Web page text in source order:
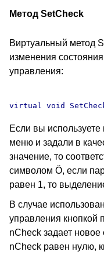
Метод SetCheck
Виртуальный метод
изменения
управления:
Если вы
меню и задали в
значение, то
символом Ö, если
равен 1, то
В случае
управления кнопкой
nCheck задает
nCheck равен нулю,